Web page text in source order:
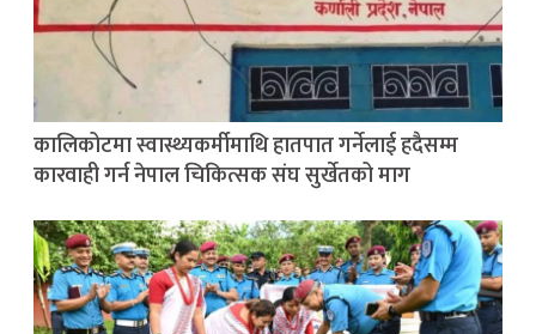
कालिकोटमा स्वास्थ्यकर्मीमाथि हातपात गर्नेलाई हदैसम्म
कारवाही गर्न नेपाल चिकित्सक संघ सुर्खेतको माग